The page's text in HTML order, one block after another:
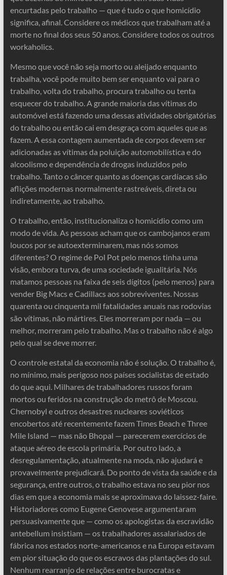
encurtadas pelo trabalho — que é tudo o que homicídio
significa, afinal. Considere os médicos que trabalham até a
morte no final dos seus 50 anos. Considere todos os outros
workaholics.
Mesmo que você não seja morto ou aleijado enquanto
trabalha, você pode muito bem ser enquanto vai para o
trabalho, volta do trabalho, procura trabalho ou tenta
esquecer do trabalho. A grande maioria das vítimas do
automóvel está fazendo uma dessas atividades obrigatórias
do trabalho ou então cai em desgraça com aqueles que as
fazem. A essa contagem aumentada de corpos devem ser
adicionadas as vítimas da poluição automobilística e do
alcoolismo e dependência de drogas induzidos pelo
trabalho. Tanto o câncer quanto as doenças cardíacas são
aflições modernas normalmente rastreáveis, direta ou
indiretamente, ao trabalho.
O trabalho, então, institucionaliza o homicídio como um
modo de vida. As pessoas acham que os cambojanos eram
loucos por se autoexterminarem, mas nós somos
diferentes? O regime de Pol Pot pelo menos tinha uma
visão, embora turva, de uma sociedade igualitária. Nós
matamos pessoas na faixa de seis dígitos (pelo menos) para
vender Big Macs e Cadillacs aos sobreviventes. Nossas
quarenta ou cinquenta mil fatalidades anuais nas rodovias
são vítimas, não mártires. Eles morreram por nada — ou
melhor, morreram pelo trabalho. Mas o trabalho não é algo
pelo qual se deve morrer.
O controle estatal da economia não é solução. O trabalho é,
no mínimo, mais perigoso nos países socialistas de estado
do que aqui. Milhares de trabalhadores russos foram
mortos ou feridos na construção do metrô de Moscou.
Chernobyl e outros desastres nucleares soviéticos
encobertos até recentemente fazem Times Beach e Three
Mile Island — mas não Bhopal — parecerem exercícios de
ataque aéreo de escola primária. Por outro lado, a
desregulamentação, atualmente na moda, não ajudará e
provavelmente prejudicará. Do ponto de vista da saúde e da
segurança, entre outros, o trabalho estava no seu pior nos
dias em que a economia mais se aproximava do laissez-faire.
Historiadores como Eugene Genovese argumentaram
persuasivamente que — como os apologistas da escravidão
antebellum insistiam — os trabalhadores assalariados de
fábrica nos estados norte-americanos e na Europa estavam
em pior situação do que os escravos das plantações do sul.
Nenhum rearranjo de relações entre burocratas e